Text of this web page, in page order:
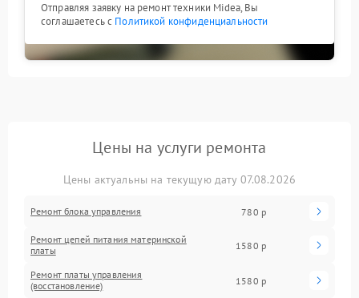
Отправляя заявку на ремонт техники Midea, Вы
соглашаетесь с Политикой конфиденциальности
Цены на услуги ремонта
Цены актуальны на текущую дату 07.08.2026
Ремонт блока управления 780 р
Ремонт цепей питания материнской
платы
1580 р
Ремонт платы управления
(восстановление)
1580 р